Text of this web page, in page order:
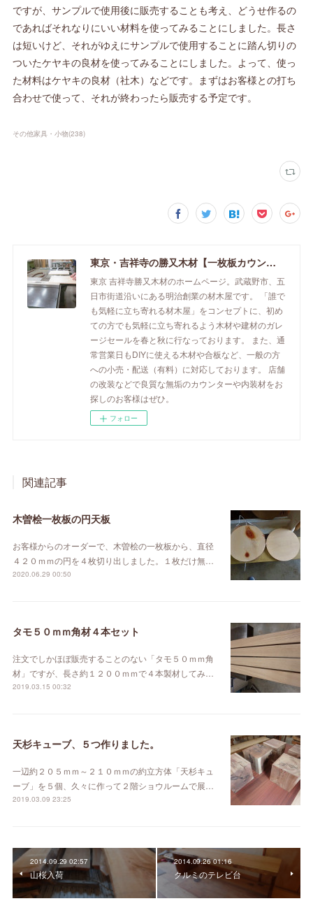
ですが、サンプルで使用後に販売することも考え、どうせ作るの
であればそれなりにいい材料を使ってみることにしました。長さ
は短いけど、それがゆえにサンプルで使用することに踏ん切りの
ついたケヤキの良材を使ってみることにしました。よって、使っ
た材料はケヤキの良材（社木）などです。まずはお客様との打ち
合わせで使って、それが終わったら販売する予定です。
その他家具・小物(238)
東京・吉祥寺の勝又木材【一枚板カウンター】
東京 吉祥寺勝又木材のホームページ。武蔵野市、五
日市街道沿いにある明治創業の材木屋です。 「誰で
も気軽に立ち寄れる材木屋」をコンセプトに、初め
ての方でも気軽に立ち寄れるよう木材や建材のガレ
ージセールを春と秋に行なっております。 また、通
常営業日もDIYに使える木材や合板など、一般の方
への小売・配送（有料）に対応しております。 店舗
の改装などで良質な無垢のカウンターや内装材をお
探しのお客様はぜひ。
フォロー
関連記事
木曽桧一枚板の円天板
お客様からのオーダーで、木曽桧の一枚板から、直径
４２０ｍｍの円を４枚切り出しました。１枚だけ無…
2020.06.29 00:50
タモ５０ｍｍ角材４本セット
注文でしかほぼ販売することのない「タモ５０ｍｍ角
材」ですが、長さ約１２００ｍｍで４本製材してみ…
2019.03.15 00:32
天杉キューブ、５つ作りました。
一辺約２０５ｍｍ～２１０ｍｍの約立方体「天杉キュ
ーブ」を５個、久々に作って２階ショウルームで展…
2019.03.09 23:25
2014.09.29 02:57
山桜入荷
2014.09.26 01:16
クルミのテレビ台